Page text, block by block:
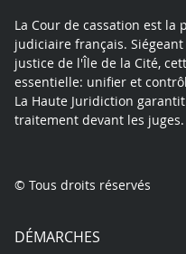
La Cour de cassation est la
judiciaire français.
justice de l'Île de la Cité,
essentielle: unifier et
La Haute Juridiction
traitement devant les juges.
© Tous droits réservés
DÉMARCHES